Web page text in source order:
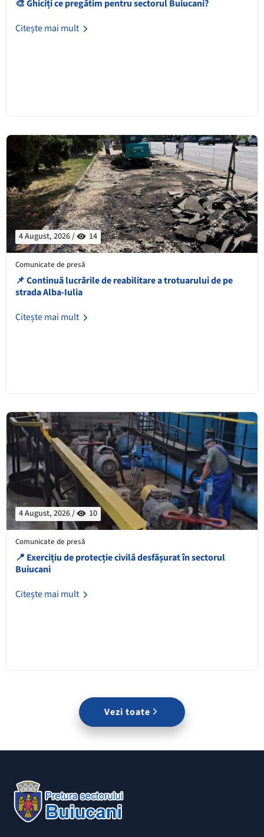
🎨 Ghiciți ce pregătim pentru sectorul Buiucani?
Citește mai mult
4 August, 2026 / 14
Comunicate de presă
📌 Continuă lucrările de reabilitare a trotuarului de pe
strada Alba-Iulia
Citește mai mult
4 August, 2026 / 10
Comunicate de presă
📍 Exercițiu de protecție civilă desfășurat în sectorul
Buiucani
Citește mai mult
Vezi toate